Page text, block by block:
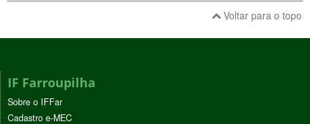
Voltar para o topo
IF Farroupilha
Sobre o IFFar
Cadastro e-MEC